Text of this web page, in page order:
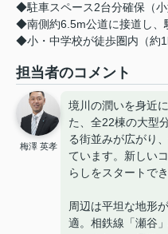
◆駐車スペース2台分確保（小
◆南側約6.5m公道に接道し、
◆小・中学校が徒歩圏内（約
担当者のコメント
梅澤 英孝
境川の潤いを身近
た、全22棟の大型
る街並みが広がり
ています。新しい
らしをスタートで
周辺は平坦な地形
適。相鉄線「瀬谷